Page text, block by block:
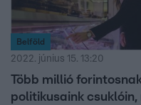
Belföld
2022. június 15. 13:20
Több millió
politikusaink